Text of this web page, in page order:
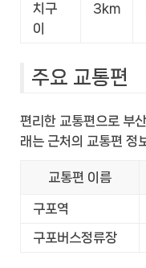
치구
이
3km
주요 교통편
편리한 교통편으로 부
래는 근처의 교통편 정
교통편 이름
구포역
구포버스정류장